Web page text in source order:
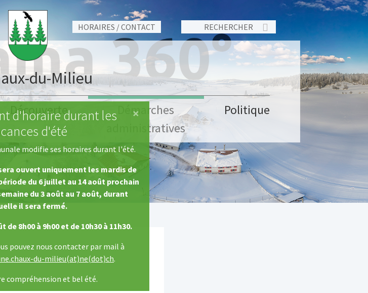
HORAIRES / CONTACT
du-Milieu
Découverte
Démarches
administratives
Politique
d'horaire durant les
d'été
modifie ses horaires durant l'été.
ouvert uniquement les mardis de
du 6 juillet au 14 août prochain
du 3 août au 7 août, durant
il sera fermé.
8h00 à 9h00 et de 10h30 à 11h30.
pouvez nous contacter par mail à
du-milieu(at)ne(dot)ch.
compréhension et bel été.
×